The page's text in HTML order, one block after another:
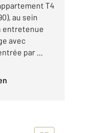
T4
au sein
entretenue
avec
par ...